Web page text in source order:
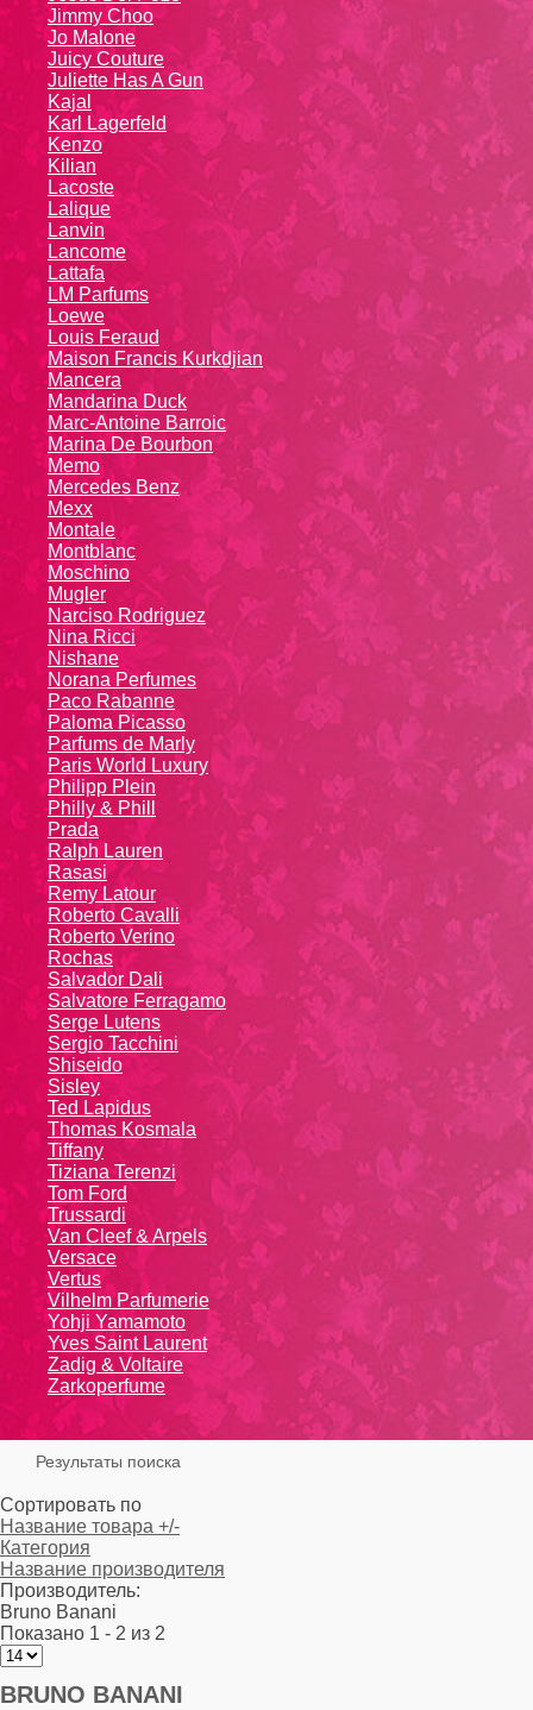
Jimmy Choo
Jo Malone
Juicy Couture
Juliette Has A Gun
Kajal
Karl Lagerfeld
Kenzo
Kiliаn
Lacoste
Lalique
Lanvin
Lanсоmе
Lattafa
LM Parfums
Loewe
Louis Feraud
Maison Francis Kurkdjian
Mancera
Mandarina Duck
Marc-Antoine Barroic
Marina De Bourbon
Memo
Mercedes Benz
Mexx
Montale
Montblanc
Moschino
Mugler
Narciso Rodriguez
Nina Ricci
Nishane
Norana Perfumes
Paco Rabanne
Paloma Picasso
Parfums de Marly
Paris World Luxury
Philipp Plein
Philly & Phill
Prada
Ralph Lauren
Rasasi
Remy Latour
Roberto Cavalli
Roberto Verino
Rochas
Salvador Dali
Salvatore Ferragamo
Serge Lutens
Sergio Tacchini
Shiseido
Sisley
Ted Lapidus
Thomas Kosmala
Tiffany
Tiziana Terenzi
Tom Ford
Trussardi
Van Cleef & Arpels
Versace
Vertus
Vilhelm Parfumerie
Yohji Yamamoto
Yvеs Sаint Lаurеnt
Zadig & Voltaire
Zarkoperfume
Результаты поиска
Сортировать по
Название товара +/-
Категория
Название производителя
Производитель:
Bruno Banani
Показано 1 - 2 из 2
BRUNO BANANI